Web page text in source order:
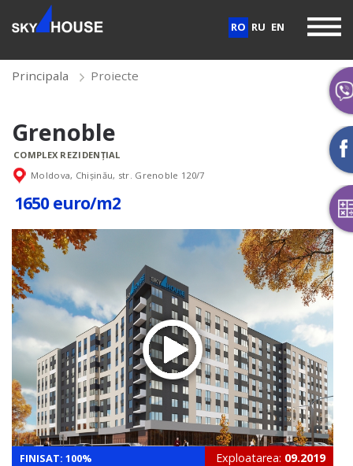
RO RU EN
Principala Proiecte
Grenoble
COMPLEX REZIDENȚIAL
Moldova, Chișinău, str. Grenoble 120/7
1650 euro/m2
FINISAT: 100% Exploatarea: 09.2019